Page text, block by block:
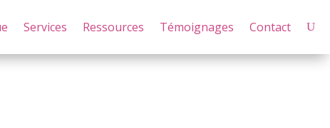
Services Ressources Témoignages Contact